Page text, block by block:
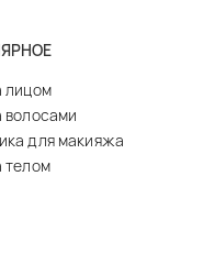
лицом
волосами
для макияжа
телом